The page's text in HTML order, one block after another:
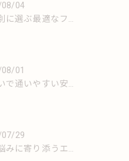
08/04
肌状態別に選ぶ最適なフェイシャルケアの方法
01
都度払いで通いやすい安心脱毛の魅力解説
29
毛穴の悩みに寄り添うエステの極意とは